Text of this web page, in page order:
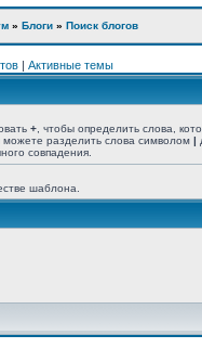
» Блоги » Поиск блогов
| Активные темы
+ , чтобы определить слова,
разделить слова символом |
совпадения.
шаблона.